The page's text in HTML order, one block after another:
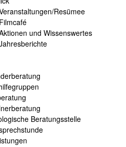
Resümee
Filmcafé
und Wissenswertes
Beratungsstelle